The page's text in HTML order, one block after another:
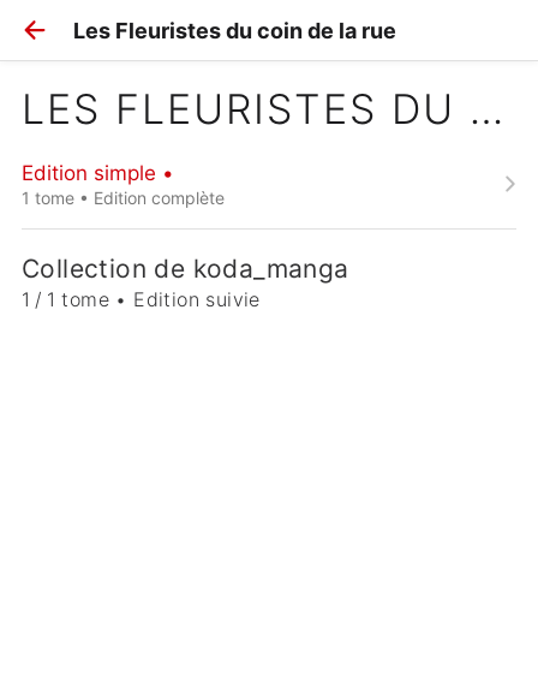
Les Fleuristes du coin de la rue
LES FLEURISTES DU COIN DE LA RUE
Edition simple •
1 tome • Edition complète
Collection de koda_manga
1 / 1 tome • Edition suivie